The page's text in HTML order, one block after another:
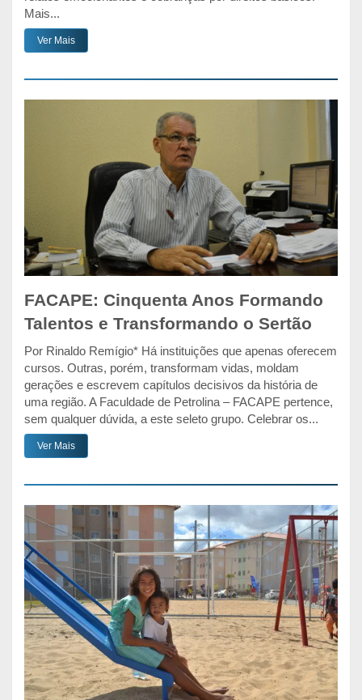
Mais...
Ver Mais
FACAPE: Cinquenta Anos Formando
Talentos e Transformando o Sertão
Por Rinaldo Remígio* Há instituições que apenas oferecem
cursos. Outras, porém, transformam vidas, moldam
gerações e escrevem capítulos decisivos da história de
uma região. A Faculdade de Petrolina – FACAPE pertence,
sem qualquer dúvida, a este seleto grupo. Celebrar os...
Ver Mais